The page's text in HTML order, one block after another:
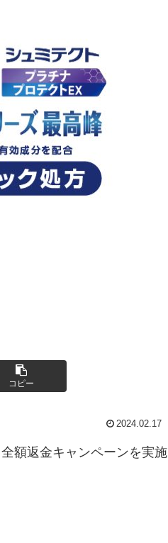
コピー
2024.02.17
全額返金キャンペーンを実施